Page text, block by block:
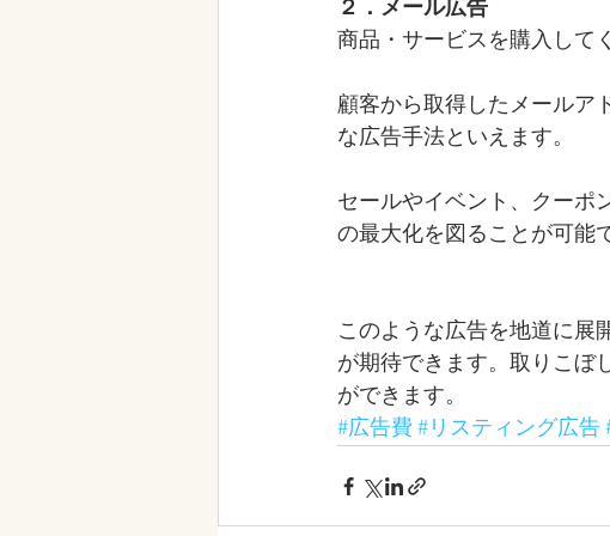
２．メール広告
商品・サービスを購入して
顧客から取得したメールア
な広告手法といえます。
セールやイベント、クーポ
の最大化を図ることが可能
このような広告を地道に展
が期待できます。取りこぼ
ができます。
#広告費 #リスティング広告